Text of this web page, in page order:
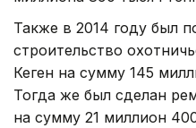
Также в 2014 году был
строительство
Кеген на сумму 145
Тогда же был сделан
на сумму 21 миллион